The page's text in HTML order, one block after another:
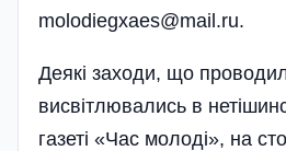
molodiegxaes@mail.ru.
Деякі заходи, що
висвітлювались в
газеті «Час молоді», на